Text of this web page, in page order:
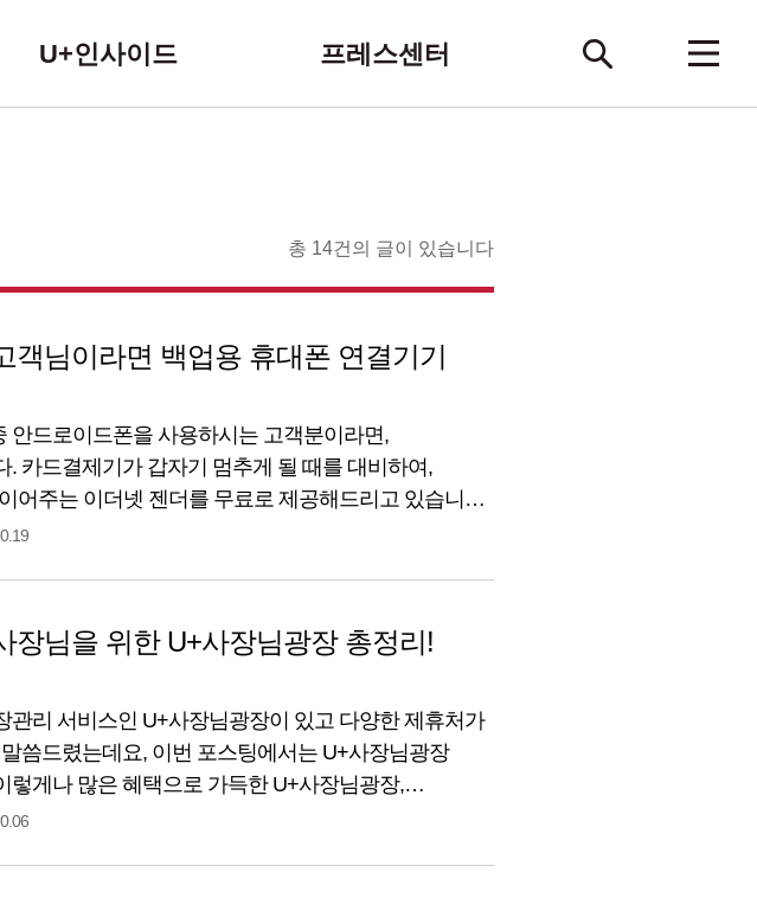
U+인사이드 프레스센터
총 14건의 글이 있습니다
객님이라면 백업용 휴대폰 연결기기
안드로이드폰을 사용하시는 고객분이라면,
. 카드결제기가 갑자기 멈추게 될 때를 대비하여,
어주는 이더넷 젠더를 무료로 제공해드리고 있습니다.
면 무료로 기기 받아가시고, 매장 인터넷 설치를 고려
장님을 위한 U+사장님광장 총정리!
관리 서비스인 U+사장님광장이 있고 다양한 제휴처가
씀드렸는데요, 이번 포스팅에서는 U+사장님광장
렇게나 많은 혜택으로 가득한 U+사장님광장,
용해보세요. U+사장님광장은 인터넷 가입만 하면